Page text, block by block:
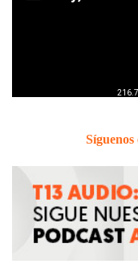
Síguenos